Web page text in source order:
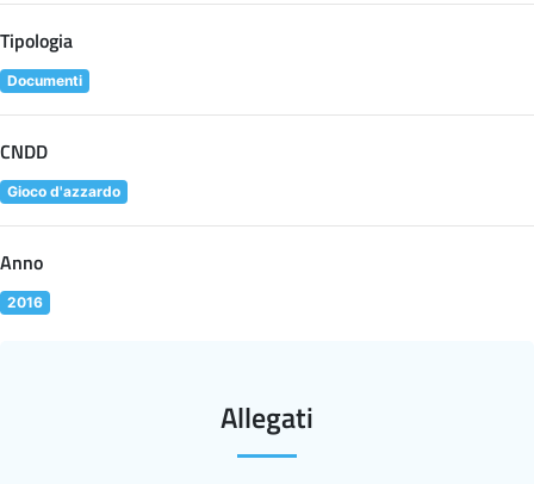
Tipologia
Documenti
CNDD
Gioco d'azzardo
Anno
2016
Allegati